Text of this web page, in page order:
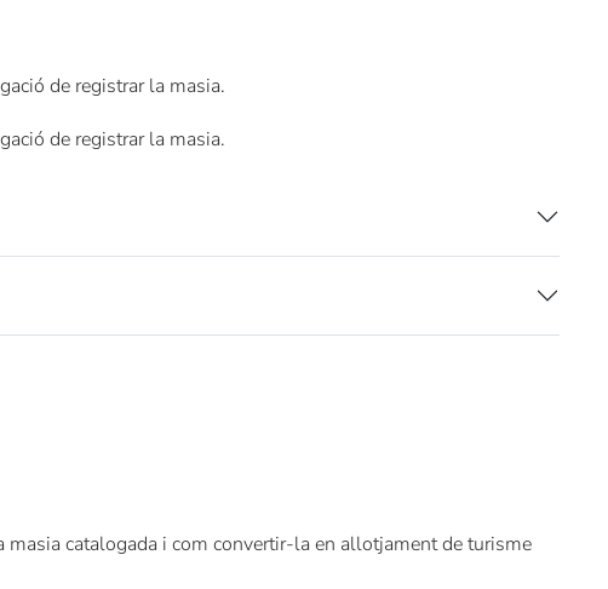
de registrar la masia.
de registrar la masia.
catalogada i com convertir-la en allotjament de turisme